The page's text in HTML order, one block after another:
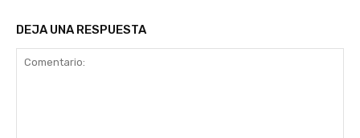
DEJA UNA RESPUESTA